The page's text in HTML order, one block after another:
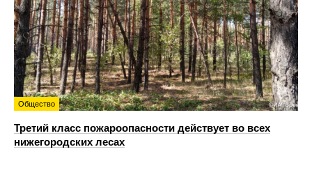
Общество
Третий класс пожароопасности действует во всех
нижегородских лесах